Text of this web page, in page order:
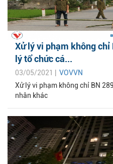
Xử lý vi phạm không chỉ
lý tổ chức cá...
03/05/2021 | VOVVN
Xử lý vi phạm không chỉ BN
nhân khác